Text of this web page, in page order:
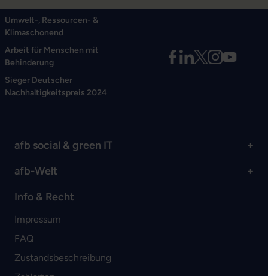
Umwelt-, Ressourcen- &
Klimaschonend
Arbeit für Menschen mit
Behinderung
Sieger Deutscher
Nachhaltigkeitspreis 2024
afb social & green IT
afb-Welt
Info & Recht
Impressum
FAQ
Zustandsbeschreibung